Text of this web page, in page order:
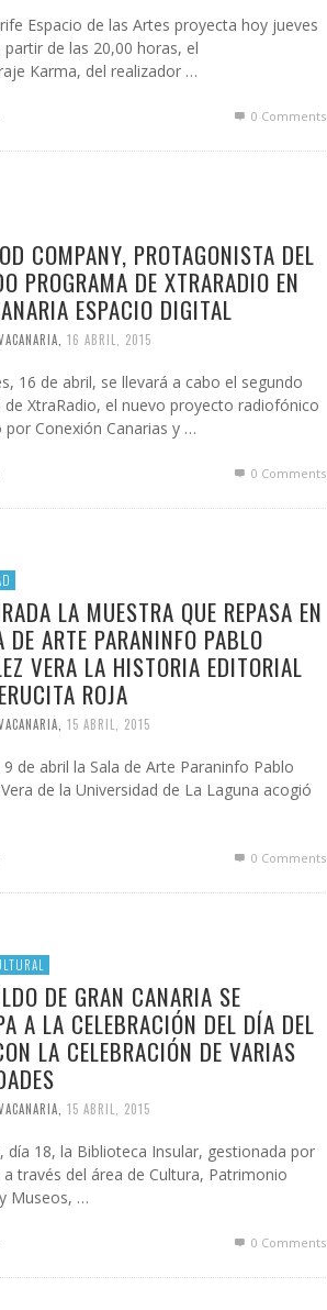
Espacio de las Artes proyecta hoy jueves
partir de las 20,00 horas, el
Karma, del realizador …
0 Comments
COMPANY, PROTAGONISTA DEL
PROGRAMA DE XTRARADIO EN
ESPACIO DIGITAL
16 ABRIL, 2015
16 de abril, se llevará a cabo el segundo
XtraRadio, el nuevo proyecto radiofónico
por Conexión Canarias y …
0 Comments
LA MUESTRA QUE REPASA EN
DE ARTE PARANINFO PABLO
VERA LA HISTORIA EDITORIAL
ROJA
15 ABRIL, 2015
9 de abril la Sala de Arte Paraninfo Pablo
de la Universidad de La Laguna acogió
0 Comments
DE GRAN CANARIA SE
A LA CELEBRACIÓN DEL DÍA DEL
LA CELEBRACIÓN DE VARIAS
15 ABRIL, 2015
día 18, la Biblioteca Insular, gestionada por
a través del área de Cultura, Patrimonio
Museos, …
0 Comments